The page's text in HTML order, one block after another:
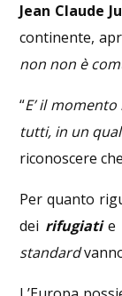
Jean Claude
continente,
non non è
“E’ il
tutti, in un
riconoscere
Per quanto
dei rifugiati e
standard